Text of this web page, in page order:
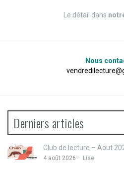
Le détail dans
Nous
Derniers articles
Club de lecture – Aout
4 août 2026 Lise